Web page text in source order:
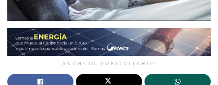
ANUNCIO PUBLICITARIO